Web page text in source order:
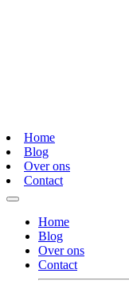
Home
Blog
Over ons
Contact
Home
Blog
Over ons
Contact